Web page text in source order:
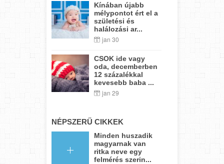
Kínában újabb
mélypontot ért el a
születési és
halálozási ar...
jan 30
CSOK ide vagy
oda, decemberben
12 százalékkal
kevesebb baba ...
jan 29
NÉPSZERŰ CIKKEK
Minden huszadik
magyarnak van
ritka neve egy
felmérés szerin...